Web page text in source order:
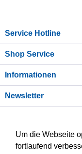
Um die Webseite
fortlaufend
Service Hotline
Shop Service
Informationen
Newsletter
ggf.